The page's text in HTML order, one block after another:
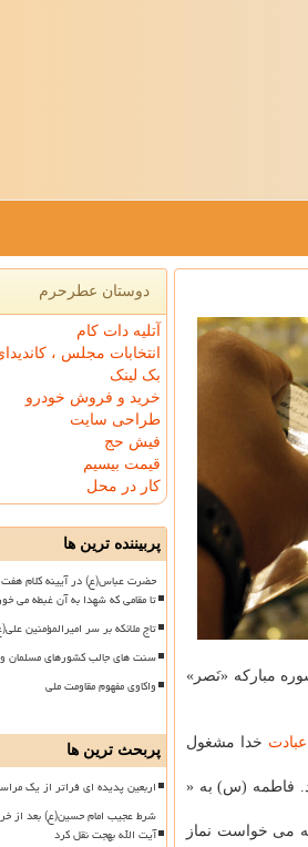
مبارکه «نَصر»
عبادت خدا مشغول
فاطمه (س) به «
می خواست نماز
دوستان عطرحرم
آتلیه دات کام
انتخابات مجلس ،
بک لینک
خرید و فروش خودرو
طراحی سایت
فیش حج
قیمت بیسیم
کار در محل
پربیننده ترین ها
حضرت عباس(ع) در آیینه کلام هفت
تا مقامی که شهدا به آن غبطه می
تاج ملائکه بر سر امیرالمؤمنین
سنت های جالب کشورهای مسلمان و
واکاوی مفهوم مقاومت ملی
پربحث ترین ها
اربعین پدیده ای فراتر از یک
شرط عجیب امام حسین(ع) بعد از
آیت الله بهجت نقل کرد